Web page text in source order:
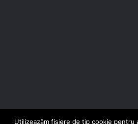
Utilizeazăm fișiere de tip cookie pentru